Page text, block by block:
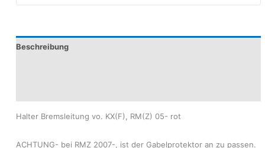
Beschreibung
Halter Bremsleitung vo. KX(F), RM(Z) 05- rot
ACHTUNG- bei RMZ 2007-, ist der Gabelprotektor an zu passen.